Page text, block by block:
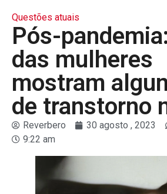
Questões atuais
Pós-
das mulheres
mostram
de transtorno
Reverbero 30 agosto , 2023
9:22 am